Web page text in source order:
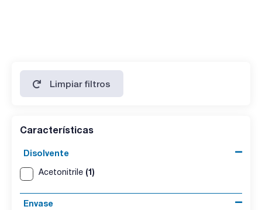
Limpiar filtros
Características
Disolvente
Acetonitrile (1)
Envase